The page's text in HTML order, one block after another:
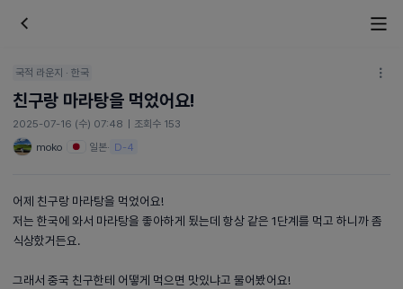
국적 라운지 · 한국
친구랑 마라탕을 먹었어요!
2025-07-16 (수) 07:48 | 조회수 153
moko
일본· D-4
어제 친구랑 마라탕을 먹었어요!
저는 한국에 와서 마라탕을 좋아하게 됬는데 항상 같은 1단계를 먹고 하니까 좀
식상핬거든요.
그래서 중국 친구한테 어떻게 먹으면 맛있냐고 물어봤어요!